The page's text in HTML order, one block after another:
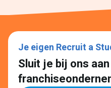
Je eigen Recruit a
Sluit je bij ons